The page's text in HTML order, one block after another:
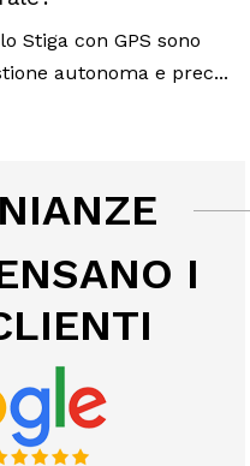
Stiga con GPS sono
autonoma e prec...
I